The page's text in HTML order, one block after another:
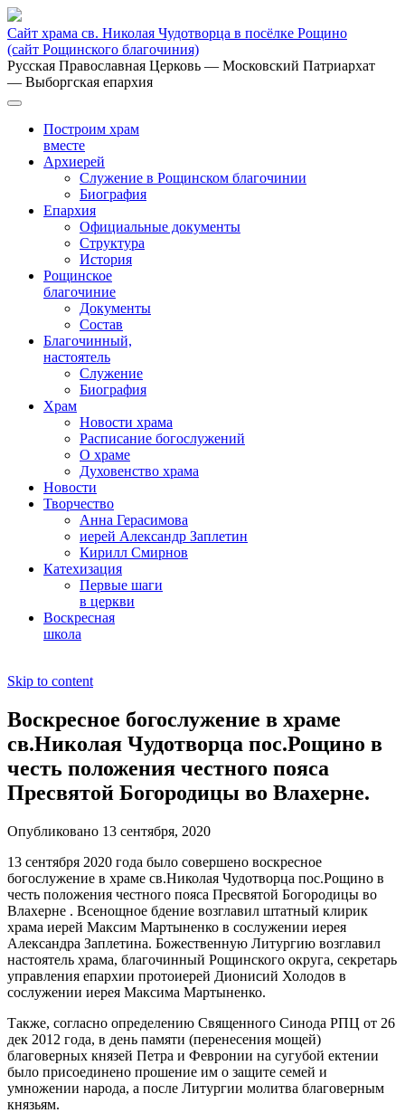
Сайт храма св. Николая Чудотворца в посёлке Рощино
(сайт Рощинского благочиния)
Русская Православная Церковь — Московский Патриархат
— Выборгская епархия
Построим храм
вместе
Архиерей
Служение в Рощинском благочинии
Биография
Епархия
Официальные документы
Структура
История
Рощинское
благочиние
Документы
Состав
Благочинный,
настоятель
Служение
Биография
Храм
Новости храма
Расписание богослужений
О храме
Духовенство храма
Новости
Творчество
Анна Герасимова
иерей Александр Заплетин
Кирилл Смирнов
Катехизация
Первые шаги
в церкви
Воскресная
школа
Skip to content
Воскресное богослужение в храме
св.Николая Чудотворца пос.Рощино в
честь положения честного пояса
Пресвятой Богородицы во Влахерне.
Опубликовано 13 сентября, 2020
13 сентября 2020 года было совершено воскресное
богослужение в храме св.Николая Чудотворца пос.Рощино в
честь положения честного пояса Пресвятой Богородицы во
Влахерне . Всенощное бдение возглавил штатный клирик
храма иерей Максим Мартыненко в сослужении иерея
Александра Заплетина. Божественную Литургию возглавил
настоятель храма, благочинный Рощинского округа, секретарь
управления епархии протоиерей Дионисий Холодов в
сослужении иерея Максима Мартыненко.
Также, согласно определению Священного Синода РПЦ от 26
дек 2012 года, в день памяти (перенесения мощей)
благоверных князей Петра и Февронии на сугубой ектении
было присоединено прошение им о защите семей и
умножении народа, а после Литургии молитва благоверным
князьям.